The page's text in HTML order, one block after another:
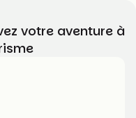
votre aventure à